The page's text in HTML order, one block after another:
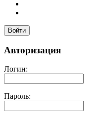
Войти
Авторизация
Логин:
Пароль: